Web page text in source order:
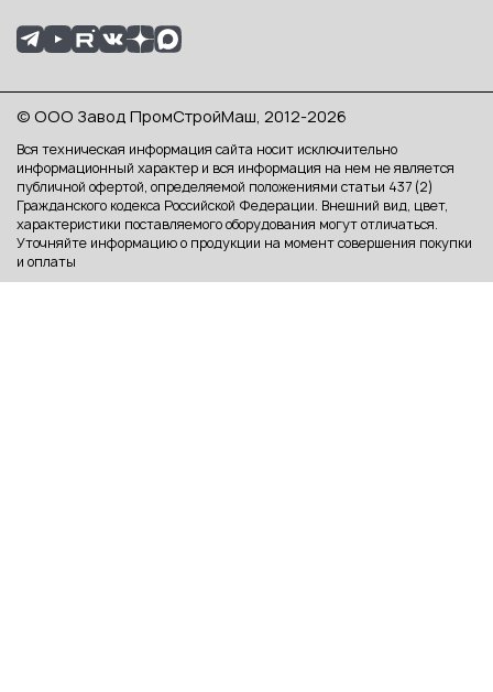
© ООО Завод ПромСтройМаш, 2012-2026
Вся техническая информация сайта носит исключительно
информационный характер и вся информация на нем не является
публичной офертой, определяемой положениями статьи 437 (2)
Гражданского кодекса Российской Федерации. Внешний вид, цвет,
характеристики поставляемого оборудования могут отличаться.
Уточняйте информацию о продукции на момент совершения покупки
и оплаты